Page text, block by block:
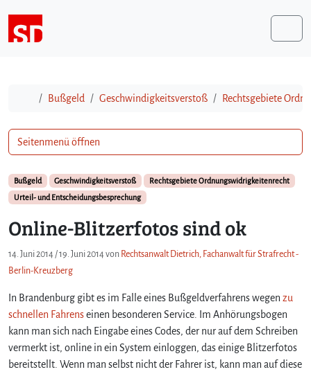
StartBußgeld Geschwindigkeitsverstoß Rechtsgebiete
Bußgeld Geschwindigkeitsverstoß
Rechtsgebiete Ordnungswidrigkeitenrecht
Urteil- und Entscheidungsbesprechung
Online-Blitzerfotos sind ok
14. Juni 2014 /19. Juni 2014von Rechtsanwalt Dietrich, Fachanwalt für Strafrecht -
Berlin-Kreuzberg
In Brandenburg gibt es im Falle eines Bußgeldverfahrens wegen zu
schnellen Fahrenseinen besonderen Service. Im Anhörungsbogen
kann man sich nach Eingabe eines Codes, der nur auf dem Schreiben
vermerkt ist, online in ein System einloggen, das einige Blitzerfotos
bereitstellt. Wenn man selbst nicht der Fahrer ist, kann man auf diese
Seitenmenü öffnen